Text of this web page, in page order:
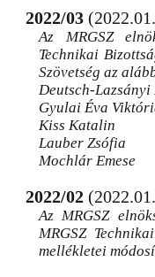
2022/03
Az MRGSZ
Technikai
Szövetség az
Deutsch-Lazsányi
Gyulai Éva
Kiss Katalin
Lauber Zsófia
Mochlár Emese
2022/02
Az MRGSZ
MRGSZ
mellékletei